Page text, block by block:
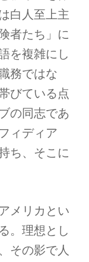
白人至上主
者たち」に
を複雑にし
務ではな
びている点
の同志であ
ィディア
ち、そこに
メリカとい
。理想とし
その影で人